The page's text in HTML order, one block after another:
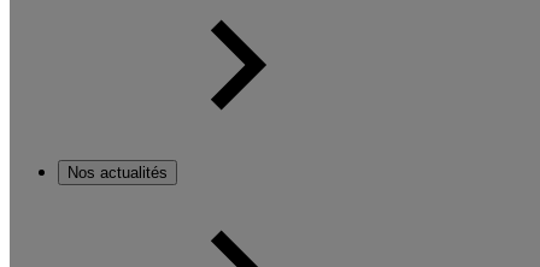
Nos actualités